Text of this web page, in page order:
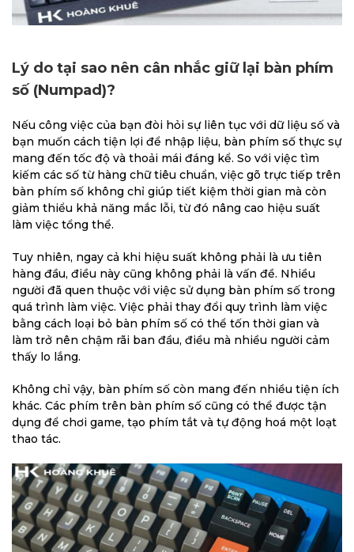
Lý do tại sao nên cân nhắc giữ lại bàn phím
số (Numpad)?
Nếu công việc của bạn đòi hỏi sự liên tục với dữ liệu số và
bạn muốn cách tiện lợi để nhập liệu, bàn phím số thực sự
mang đến tốc độ và thoải mái đáng kể. So với việc tìm
kiếm các số từ hàng chữ tiêu chuẩn, việc gõ trực tiếp trên
bàn phím số không chỉ giúp tiết kiệm thời gian mà còn
giảm thiểu khả năng mắc lỗi, từ đó nâng cao hiệu suất
làm việc tổng thể.
Tuy nhiên, ngay cả khi hiệu suất không phải là ưu tiên
hàng đầu, điều này cũng không phải là vấn đề. Nhiều
người đã quen thuộc với việc sử dụng bàn phím số trong
quá trình làm việc. Việc phải thay đổi quy trình làm việc
bằng cách loại bỏ bàn phím số có thể tốn thời gian và
làm trở nên chậm rãi ban đầu, điều mà nhiều người cảm
thấy lo lắng.
Không chỉ vậy, bàn phím số còn mang đến nhiều tiện ích
khác. Các phím trên bàn phím số cũng có thể được tận
dụng để chơi game, tạo phím tắt và tự động hoá một loạt
thao tác.